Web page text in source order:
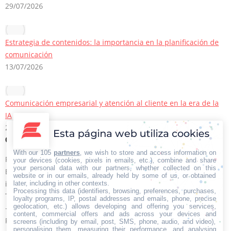
29/07/2026
Estrategia de contenidos: la importancia en la planificación de
comunicación
13/07/2026
Comunicación empresarial y atención al cliente en la era de la
IA
22/06/2026
Contacto Iberian Press
Principales vías de contacto:
E-mail:
info@iberianpress.es
Teléfono:
+34 911863556
Fax:
Esta página web utiliza cookies
With our 105 partners , we wish to store and access information on
your devices (cookies, pixels in emails, etc.), combine and share
your personal data with our partners, whether collected on this
website or in our emails, already held by some of us, or obtained
later, including in other contexts.
Processing this data (identifiers, browsing, preferences, purchases,
loyalty programs, IP, postal addresses and emails, phone, precise
geolocation, etc.) allows developing and offering you services,
content, commercial offers and ads across your devices and
screens (including by email, post, SMS, phone, audio, and video),
personalising them, measuring their performance, and analysing